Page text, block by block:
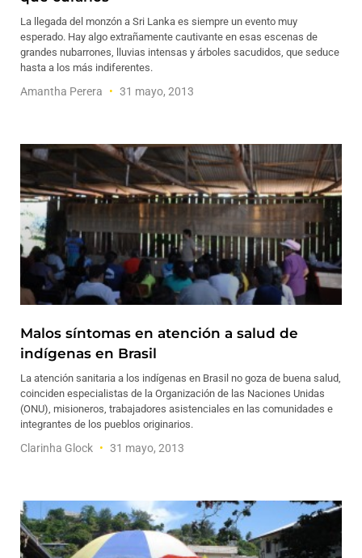
La llegada del monzón a Sri Lanka es siempre un evento muy
esperado. Hay algo extrañamente cautivante en esas escenas de
grandes nubarrones, lluvias intensas y árboles sacudidos, que seduce
hasta a los más indiferentes.
Amantha Perera 31 mayo, 2013
Malos síntomas en atención a salud de
indígenas en Brasil
La atención sanitaria a los indígenas en Brasil no goza de buena salud,
coinciden especialistas de la Organización de las Naciones Unidas
(ONU), misioneros, trabajadores asistenciales en las comunidades e
integrantes de los pueblos originarios.
Clarinha Glock 31 mayo, 2013